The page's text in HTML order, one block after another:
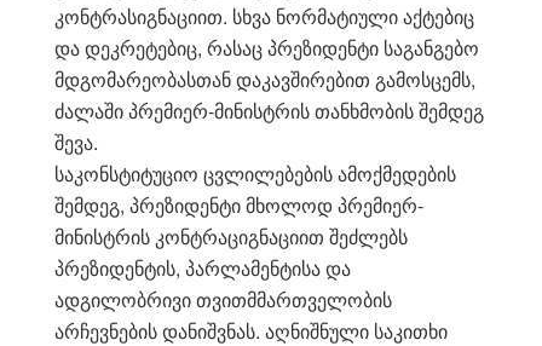
კონტრასიგნაციით. სხვა ნორმატიული აქტებიც
და დეკრეტებიც, რასაც პრეზიდენტი საგანგებო
მდგომარეობასთან დაკავშირებით გამოსცემს,
ძალაში პრემიერ-მინისტრის თანხმობის შემდეგ
შევა.
საკონსტიტუციო ცვლილებების ამოქმედების
შემდეგ, პრეზიდენტი მხოლოდ პრემიერ-
მინისტრის კონტრაციგნაციით შეძლებს
პრეზიდენტის, პარლამენტისა და
ადგილობრივი თვითმმართველობის
არჩევნების დანიშვნას. აღნიშნული საკითხი